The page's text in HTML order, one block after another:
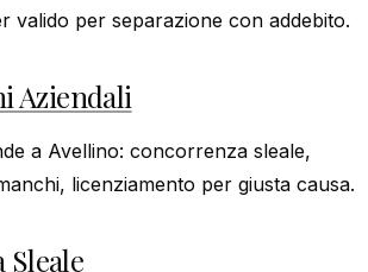
valido per separazione con addebito.
Aziendali
a Avellino: concorrenza sleale,
licenziamento per giusta causa.